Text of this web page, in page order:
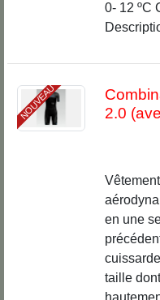
0- 12 ºC
NOUVEAU
2.0
en une
taille